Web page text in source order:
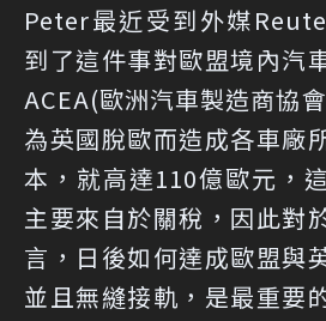
Peter最近受到外媒
到了這件事對歐盟境內汽
ACEA(歐洲汽車製造商協
為英國脫歐而造成各車廠
本，就高達110億歐元，
主要來自於關稅，因此對
言，日後如何達成歐盟與
並且無縫接軌，是最重要